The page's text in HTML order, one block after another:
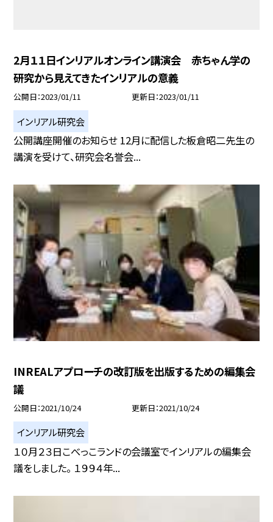
2月１１日インリアルオンライン講演会 赤ちゃん学の
研究から見えてきたインリアルの意義
公開日 2023/01/11 更新日 2023/01/11
インリアル研究会
公開講座開催のお知らせ 12月に配信した板倉昭二先生の
講演を受けて、研究会名誉会...
INREALアプローチの改訂版を出版するための編集会
議
公開日 2021/10/24 更新日 2021/10/24
インリアル研究会
１０月２３日こべっこランドの会議室でインリアルの編集会
議をしました。 １９９４年...